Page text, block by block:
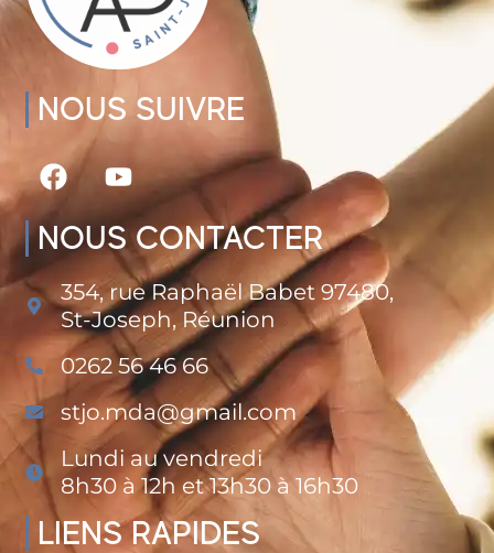
NOUS SUIVRE
NOUS CONTACTER
354, rue Raphaël Babet 97480,
St-Joseph, Réunion
0262 56 46 66
stjo.mda@gmail.com
Lundi au vendredi
8h30 à 12h et 13h30 à 16h30
LIENS RAPIDES